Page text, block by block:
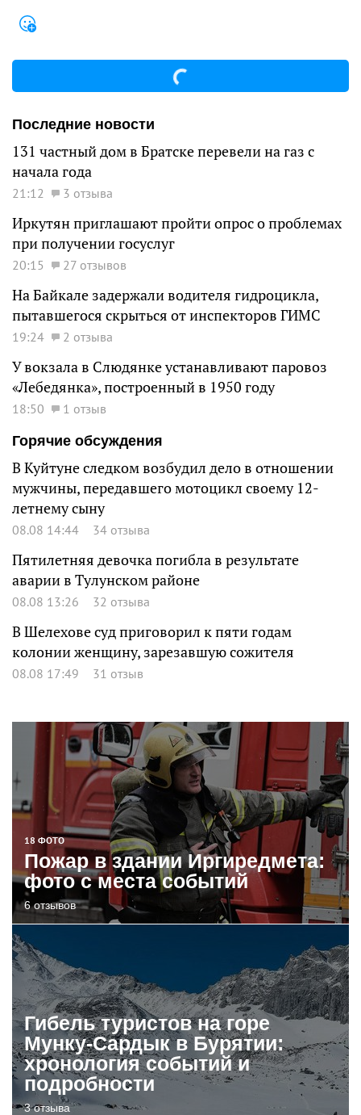
Последние новости
131 частный дом в Братске перевели на газ с
начала года
21:12 3 отзыва
Иркутян приглашают пройти опрос о проблемах
при получении госуслуг
20:15 27 отзывов
На Байкале задержали водителя гидроцикла,
пытавшегося скрыться от инспекторов ГИМС
19:24 2 отзыва
У вокзала в Слюдянке устанавливают паровоз
«Лебедянка», построенный в 1950 году
18:50
1 отзыв
Горячие обсуждения
В Куйтуне следком возбудил дело в отношении
мужчины, передавшего мотоцикл своему 12-
летнему сыну
08.08 14:44 34 отзыва
Пятилетняя девочка погибла в результате
аварии в Тулунском районе
08.08 13:26 32 отзыва
В Шелехове суд приговорил к пяти годам
колонии женщину, зарезавшую сожителя
08.08 17:49 31 отзыв
18 ФОТО
Пожар в здании Иргиредмета:
фото с места событий
6 отзывов
Гибель туристов на горе
Мунку-Сардык в Бурятии:
хронология событий и
подробности
3 отзыва